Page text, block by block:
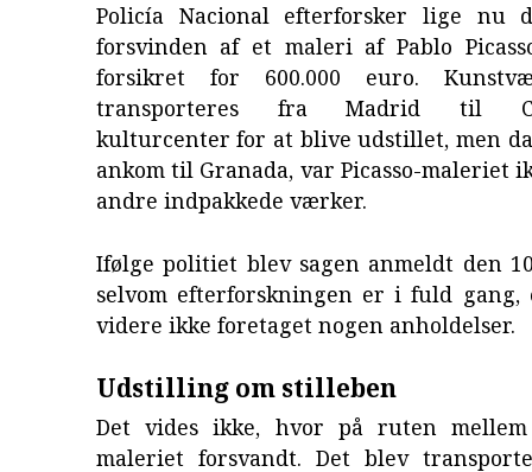
Policía Nacional efterforsker lige nu
forsvinden af et maleri af Pablo
forsikret for 600.000 euro.
transporteres fra Madrid til
kulturcenter for at blive udstillet, men
ankom til Granada, var Picasso-maleriet
andre indpakkede værker.
Ifølge politiet blev sagen anmeldt den
selvom efterforskningen er i fuld
videre ikke foretaget nogen anholdelser.
Udstilling om stilleben
Det vides ikke, hvor på ruten
maleriet forsvandt. Det blev